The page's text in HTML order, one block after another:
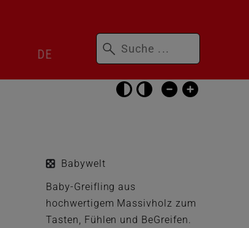
Barrierefrei-
Einstellungen
überspringen
überspringen
DE
Suchbegriffe
Babywelt
Baby-Greifling aus
hochwertigem Massivholz zum
Tasten, Fühlen und BeGreifen.